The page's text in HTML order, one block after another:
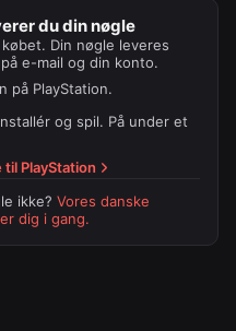
du din nøgle
Din nøgle leveres
e-mail og din konto.
på PlayStation.
og spil. På under et
til PlayStation
ikke? Vores danske
dig i gang.